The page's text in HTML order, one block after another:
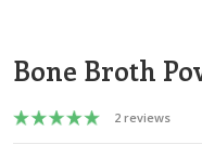
Bone Broth
2 reviews